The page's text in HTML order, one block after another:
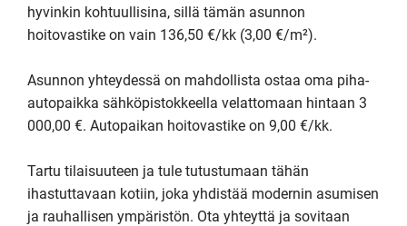
hyvinkin kohtuullisina, sillä tämän asunnon
hoitovastike on vain 136,50 €/kk (3,00 €/m²).
Asunnon yhteydessä on mahdollista ostaa oma piha-
autopaikka sähköpistokkeella velattomaan hintaan 3
000,00 €. Autopaikan hoitovastike on 9,00 €/kk.
Tartu tilaisuuteen ja tule tutustumaan tähän
ihastuttavaan kotiin, joka yhdistää modernin asumisen
ja rauhallisen ympäristön. Ota yhteyttä ja sovitaan